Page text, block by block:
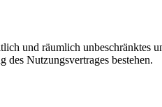
und räumlich unbeschränktes
Nutzungsvertrages bestehen.